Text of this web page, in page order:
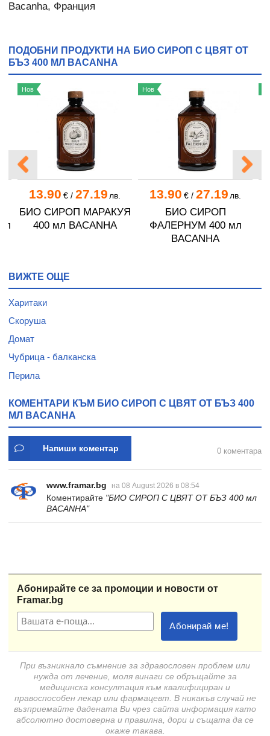
Bacanha, Франция
ПОДОБНИ ПРОДУКТИ НА БИО СИРОП С ЦВЯТ ОТ
БЪЗ 400 МЛ BACANHA
13.90 €/ 27.19 лв.
БИО СИРОП МАРАКУЯ
400 мл BACANHA
Нов
13.90 €/ 27.19 лв.
БИО СИРОП
ФАЛЕРНУМ 400 мл
BACANHA
Нов
ВИЖТЕ ОЩЕ
Харитаки
Скоруша
Домат
Чубрица - балканска
Перила
КОМЕНТАРИ КЪМ БИО СИРОП С ЦВЯТ ОТ БЪЗ 400
МЛ BACANHA
Напиши коментар 0 коментара
www.framar.bg на 08 August 2026 в 08:54
Коментирайте "БИО СИРОП С ЦВЯТ ОТ БЪЗ 400 мл
BACANHA"
Абонирайте се за промоции и новости от
Framar.bg
При възникнало съмнение за здравословен проблем или
нужда от лечение, моля винаги се обръщайте за
медицинска консултация към квалифициран и
правоспособен лекар или фармацевт. В никакъв случай не
възприемайте дадената Ви чрез сайта информация като
абсолютно достоверна и правилна, дори и същата да се
окаже такава.